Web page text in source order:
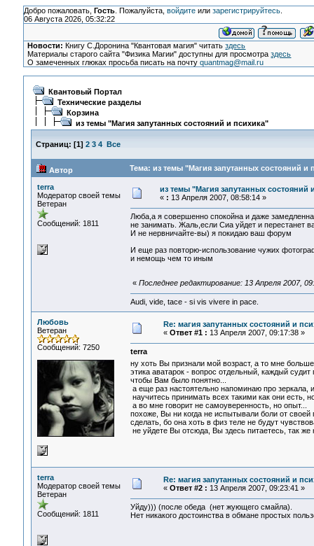
Добро пожаловать, Гость. Пожалуйста, войдитеили зарегистрируйтесь.
06 Августа 2026, 05:32:22
Новости: Книгу С.Доронина "Квантовая магия" читатьздесь
Материалы старого сайта "Физика Магии" доступны для просмотраздесь
О замеченных глюках просьба писать на почтуquantmag@mail.ru
Квантовый Портал
Технические разделы
Корзина
из темы "Магия запутанных состояний и психика"
Страниц: [1] 2 3 4 Все
Автор Тема: из темы "Магия запутанных состояний и
terra
Модератор своей темы
Ветеран
Сообщений: 1811
из темы "Магия запутанных состояний
« : 13 Апреля 2007, 08:58:14 »
Люба,а я совершенно спокойна и даже
не занимать. Жаль,если Сиа уйдет и перестанет
И не нервничайте-вы) я покидаю ваш форум
И еще раз повторю-использование чужих
и немощь чем то иным
« Последнее редактирование: 13 Апреля 2007,
Audi, vide, tace - si vis vivere in pace.
Любовь
Ветеран
Сообщений: 7250
Re: магия запутанных состояний и
« Ответ #1 : 13 Апреля 2007, 09:17:38 »
terra
ну хоть Вы признали мой возраст, а то мне
этика аватарок - вопрос отдельный, каждый
чтобы Вам было понятно...
а еще раз настоятельно напоминаю про зеркала,
научитесь принимать всех такими как они есть,
а во мне говорит не самоуверенность, но опыт...
похоже, Вы ни когда не испытывали боли от
сделать, бо она хоть в физ теле не будут
не уйдете Вы отсюда, Вы здесь питаетесь, так же
terra
Модератор своей темы
Ветеран
Сообщений: 1811
Re: магия запутанных состояний и
« Ответ #2 : 13 Апреля 2007, 09:23:41 »
Уйду))) (после обеда (нет жующего смайла).
Нет никакого достоинства в обмане простых